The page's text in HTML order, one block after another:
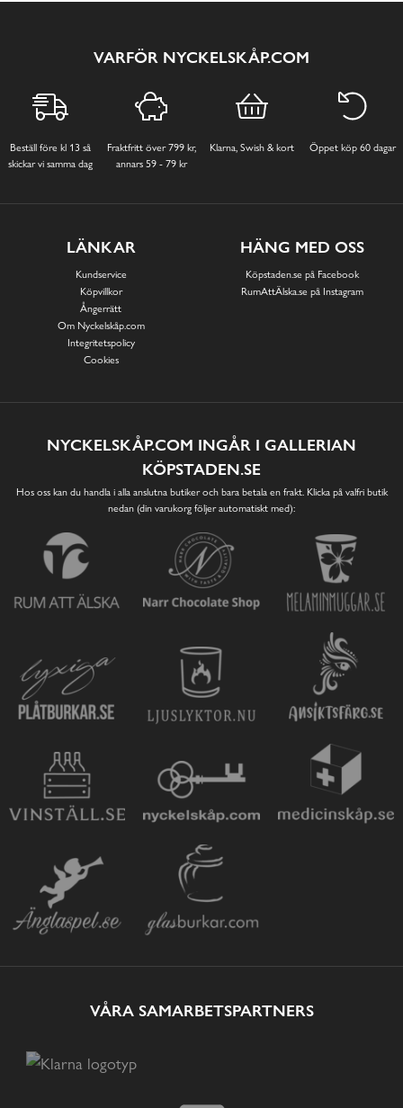
VARFÖR NYCKELSKÅP.COM
Beställ före kl 13 så
skickar vi samma dag
Fraktfritt över 799 kr,
annars 59 - 79 kr
Klarna, Swish & kort Öppet köp 60 dagar
LÄNKAR
Kundservice
Köpvillkor
Ångerrätt
Om Nyckelskåp.com
Integritetspolicy
Cookies
HÄNG MED OSS
Köpstaden.se på Facebook
RumAttÄlska.se på Instagram
NYCKELSKÅP.COM INGÅR I GALLERIAN
KÖPSTADEN.SE
Hos oss kan du handla i alla anslutna butiker och bara betala en frakt. Klicka på valfri butik
nedan (din varukorg följer automatiskt med):
VÅRA SAMARBETSPARTNERS